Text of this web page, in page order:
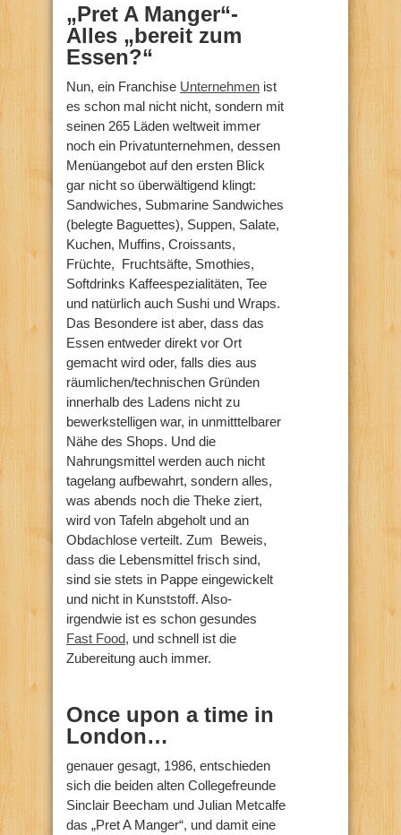
„Pret A Manger“-
Alles „bereit zum
Essen?“
Nun, ein Franchise Unternehmen ist
es schon mal nicht nicht, sondern mit
seinen 265 Läden weltweit immer
noch ein Privatunternehmen, dessen
Menüangebot auf den ersten Blick
gar nicht so überwältigend klingt:
Sandwiches, Submarine Sandwiches
(belegte Baguettes), Suppen, Salate,
Kuchen, Muffins, Croissants,
Früchte, Fruchtsäfte, Smothies,
Softdrinks Kaffeespezialitäten, Tee
und natürlich auch Sushi und Wraps.
Das Besondere ist aber, dass das
Essen entweder direkt vor Ort
gemacht wird oder, falls dies aus
räumlichen/technischen Gründen
innerhalb des Ladens nicht zu
bewerkstelligen war, in unmitttelbarer
Nähe des Shops. Und die
Nahrungsmittel werden auch nicht
tagelang aufbewahrt, sondern alles,
was abends noch die Theke ziert,
wird von Tafeln abgeholt und an
Obdachlose verteilt. Zum Beweis,
dass die Lebensmittel frisch sind,
sind sie stets in Pappe eingewickelt
und nicht in Kunststoff. Also-
irgendwie ist es schon gesundes
Fast Food, und schnell ist die
Zubereitung auch immer.
Once upon a time in
London…
genauer gesagt, 1986, entschieden
sich die beiden alten Collegefreunde
Sinclair Beecham und Julian Metcalfe
das „Pret A Manger“, und damit eine